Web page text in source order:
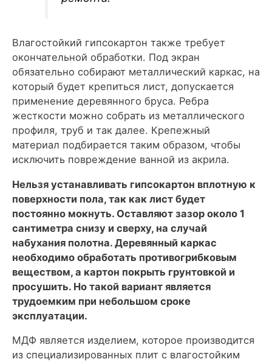
Влагостойкий гипсокартон также требует
окончательной обработки. Под экран
обязательно собирают металлический каркас, на
который будет крепиться лист, допускается
применение деревянного бруса. Ребра
жесткости можно собрать из металлического
профиля, труб и так далее. Крепежный
материал подбирается таким образом, чтобы
исключить повреждение ванной из акрила.
Нельзя устанавливать гипсокартон вплотную к
поверхности пола, так как лист будет
постоянно мокнуть. Оставляют зазор около 1
сантиметра снизу и сверху, на случай
набухания полотна. Деревянный каркас
необходимо обработать противогрибковым
веществом, а картон покрыть грунтовкой и
просушить. Но такой вариант является
трудоемким при небольшом сроке
эксплуатации.
МДФ является изделием, которое производится
из специализированных плит с влагостойким